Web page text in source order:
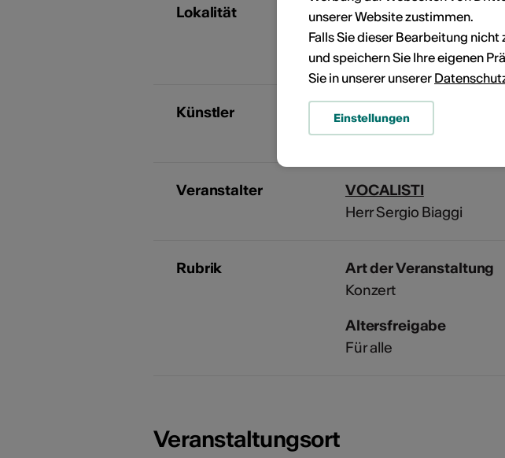
Lokalität
Dreikönisgkirche
Kaplaneigasse 2
3930 Visp
Künstler
VOCALISTI
Sergio Biaggi
Veranstalter
VOCALISTI
Herr Sergio Biaggi
Rubrik
Art der Veranstaltung
Konzert
Altersfreigabe
Für alle
Veranstaltungsort
unserer Website zustimmen.
Falls Sie dieser Bearbeitung
und speichern Sie Ihre eigenen
Sie in unserer unserer
Einstellungen